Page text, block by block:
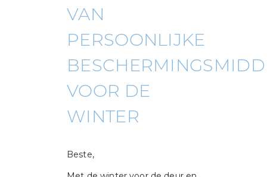
VAN
PERSOONLIJKE
VOOR DE
WINTER
Beste,